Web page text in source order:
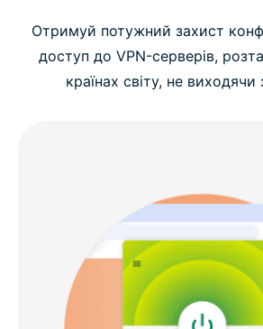
Отримуй потужний захист
доступ до VPN-серверів,
країнах світу, не виходячи